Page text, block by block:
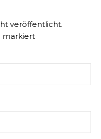
veröffentlicht.
markiert